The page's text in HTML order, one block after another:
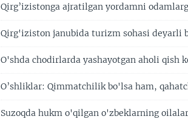
Qirg’izistonga ajratilgan yordamni
Qirg'iziston janubida turizm sohasi deyarli
O'shda chodirlarda yashayotgan aholi qish
O’shliklar: Qimmatchilik bo'lsa ham,
Suzoqda hukm o'qilgan o'zbeklarning